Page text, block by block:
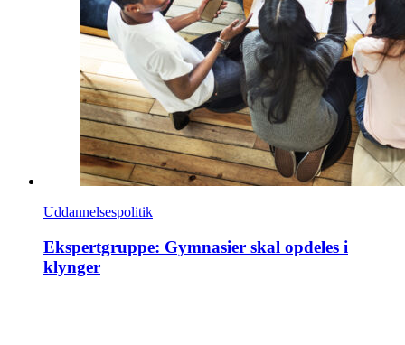
Uddannelsespolitik
Ekspertgruppe: Gymnasier skal opdeles i
klynger